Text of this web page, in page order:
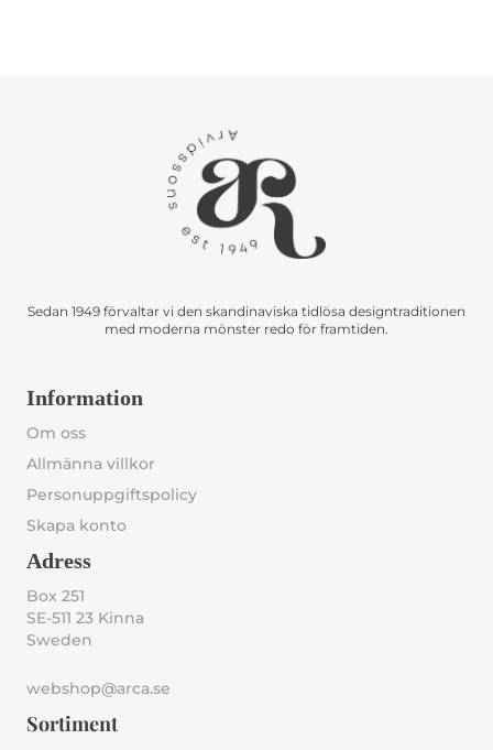
Sedan 1949 förvaltar vi den skandinaviska tidlösa designtraditionen
med moderna mönster redo för framtiden.
Information
Om oss
Allmänna villkor
Personuppgiftspolicy
Skapa konto
Adress
Box 251
SE-511 23 Kinna
Sweden
webshop@arca.se
Sortiment